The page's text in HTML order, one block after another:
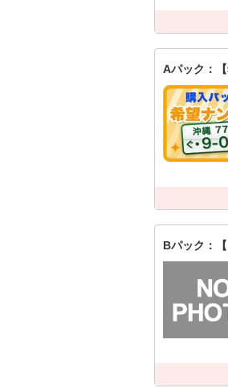
Aパック：
Bパック：